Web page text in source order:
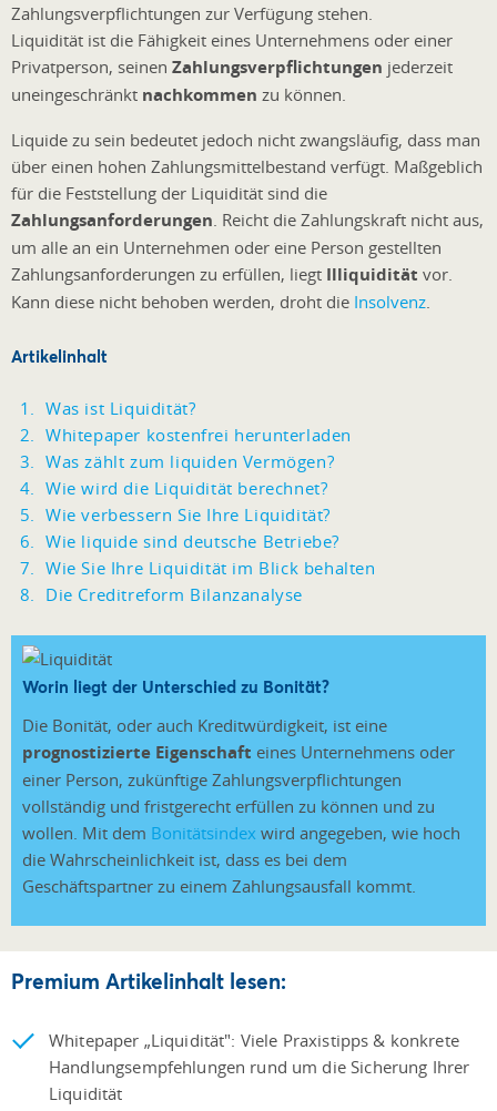
Zahlungsverpflichtungen zur Verfügung stehen.
Liquidität ist die Fähigkeit eines Unternehmens oder einer
Privatperson, seinen Zahlungsverpflichtungen jederzeit
uneingeschränkt nachkommen zu können.
Liquide zu sein bedeutet jedoch nicht zwangsläufig, dass man
über einen hohen Zahlungsmittelbestand verfügt. Maßgeblich
für die Feststellung der Liquidität sind die
Zahlungsanforderungen . Reicht die Zahlungskraft nicht aus,
um alle an ein Unternehmen oder eine Person gestellten
Zahlungsanforderungen zu erfüllen, liegt Illiquidität vor.
Kann diese nicht behoben werden, droht die Insolvenz
Artikelinhalt
Was ist Liquidität?
Whitepaper kostenfrei herunterladen
Was zählt zum liquiden Vermögen?
Wie wird die Liquidität berechnet?
Wie verbessern Sie Ihre Liquidität?
Wie liquide sind deutsche Betriebe?
Wie Sie Ihre Liquidität im Blick behalten
Die Creditreform Bilanzanalyse
Worin liegt der Unterschied zu Bonität?
Die Bonität, oder auch Kreditwürdigkeit, ist eine
prognostizierte Eigenschaft eines Unternehmens oder
einer Person, zukünftige Zahlungsverpflichtungen
vollständig und fristgerecht erfüllen zu können und zu
wollen. Mit dem Bonitätsindex wird angegeben, wie hoch
die Wahrscheinlichkeit ist, dass es bei dem
Geschäftspartner zu einem Zahlungsausfall kommt.
Premium Artikelinhalt lesen:
Whitepaper „Liquidität": Viele Praxistipps & konkrete
Handlungsempfehlungen rund um die Sicherung Ihrer
Liquidität